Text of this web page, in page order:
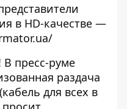
в HD-качестве —
пресс-руме
раздача
для всех в